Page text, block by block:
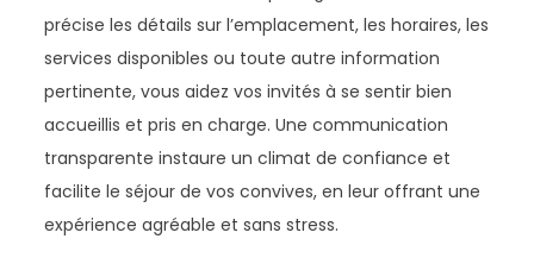
précise les détails sur l’emplacement, les horaires, les
services disponibles ou toute autre information
pertinente, vous aidez vos invités à se sentir bien
accueillis et pris en charge. Une communication
transparente instaure un climat de confiance et
facilite le séjour de vos convives, en leur offrant une
expérience agréable et sans stress.